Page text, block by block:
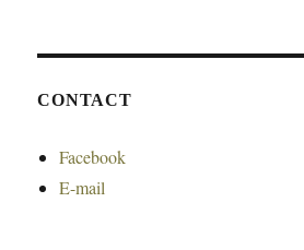
CONTACT
Facebook
E-mail